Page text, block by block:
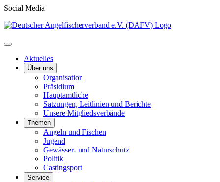
Social Media
Aktuelles
Über uns
Organisation
Präsidium
Hauptamtliche
Satzungen, Leitlinien und Berichte
Unsere Mitgliedsverbände
Themen
Angeln und Fischen
Jugend
Gewässer- und Naturschutz
Politik
Castingsport
Service